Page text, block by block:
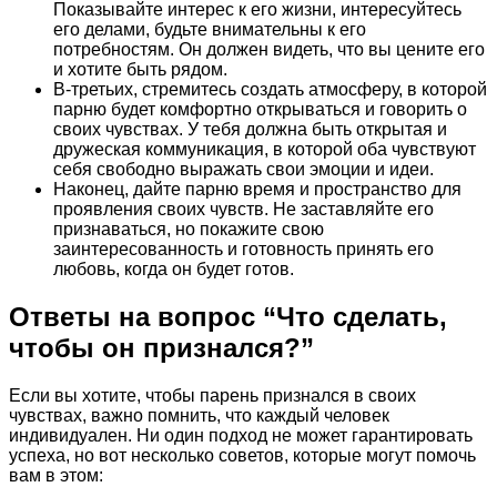
Показывайте интерес к его жизни, интересуйтесь
его делами, будьте внимательны к его
потребностям. Он должен видеть, что вы цените его
и хотите быть рядом.
В-третьих, стремитесь создать атмосферу, в которой
парню будет комфортно открываться и говорить о
своих чувствах. У тебя должна быть открытая и
дружеская коммуникация, в которой оба чувствуют
себя свободно выражать свои эмоции и идеи.
Наконец, дайте парню время и пространство для
проявления своих чувств. Не заставляйте его
признаваться, но покажите свою
заинтересованность и готовность принять его
любовь, когда он будет готов.
Ответы на вопрос “Что сделать,
чтобы он признался?”
Если вы хотите, чтобы парень признался в своих
чувствах, важно помнить, что каждый человек
индивидуален. Ни один подход не может гарантировать
успеха, но вот несколько советов, которые могут помочь
вам в этом: